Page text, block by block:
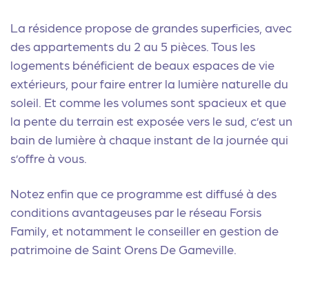
La résidence propose de grandes superficies, avec
des appartements du 2 au 5 pièces. Tous les
logements bénéficient de beaux espaces de vie
extérieurs, pour faire entrer la lumière naturelle du
soleil. Et comme les volumes sont spacieux et que
la pente du terrain est exposée vers le sud, c’est un
bain de lumière à chaque instant de la journée qui
s’offre à vous.
Notez enfin que ce programme est diffusé à des
conditions avantageuses par le réseau Forsis
Family, et notamment leconseiller en gestion de
patrimoine de Saint Orens De Gameville